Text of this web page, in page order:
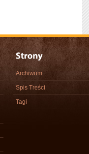
Archiwum
Spis Treści
Tagi